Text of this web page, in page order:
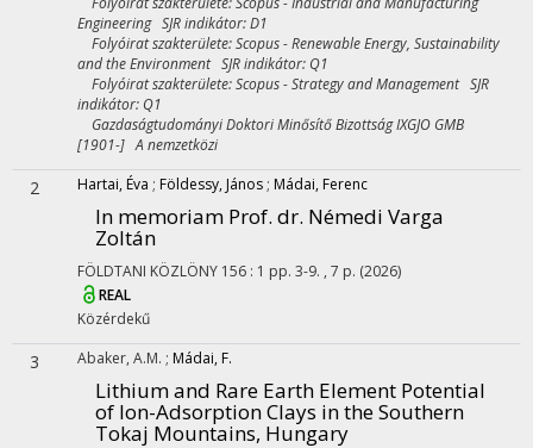
Engineering SJR indikátor: D1
Folyóirat szakterülete: Scopus - Renewable Energy, Sustainability
and the Environment SJR indikátor: Q1
Folyóirat szakterülete: Scopus - Strategy and Management SJR
indikátor: Q1
Gazdaságtudományi Doktori Minősítő Bizottság IXGJO GMB
[1901-] A nemzetközi
2 Hartai, Éva ; Földessy, János ; Mádai, Ferenc
In memoriam Prof. dr. Némedi Varga
Zoltán
FÖLDTANI KÖZLÖNY 156 : 1 pp. 3-9. , 7 p. (2026)
REAL
Közérdekű
3 Abaker, A.M. ; Mádai, F.
Lithium and Rare Earth Element Potential
of Ion-Adsorption Clays in the Southern
Tokaj Mountains, Hungary